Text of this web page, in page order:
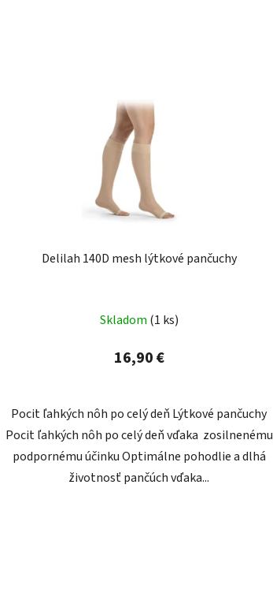
Delilah 140D mesh lýtkové pančuchy
Skladom (1 ks)
16,90 €
Pocit ľahkých nôh po celý deň Lýtkové pančuchy
Pocit ľahkých nôh po celý deň vďaka zosilnenému
podpornému účinku Optimálne pohodlie a dlhá
životnosť pančúch vďaka...